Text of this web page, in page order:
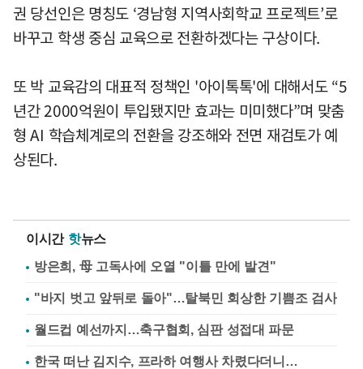
권 당선인은 명칭도 ‘경남형 지역사회학교 프로젝트’로
바꾸고 학생 중심 교육으로 전환하겠다는 구상이다.
또 박 교육감의 대표적 정책인 '아이톡톡'에 대해서도 “5
년간 2000억원이 투입됐지만 효과는 미미했다”며 맞춤
형 AI 학습체계로의 전환을 강조해와 전면 재검토가 예
상된다.
이시간 핫뉴스
방은희, 母 고독사에 오열 "이틀 만에 발견"
"바지 벗고 앞뒤로 돌아"…탈북민 회상한 기쁨조 검사
월드컵 예선까지…축구협회, 심판 성접대 파문
한국 떠난 김지수, 프라하 여행사 차렸다더니…